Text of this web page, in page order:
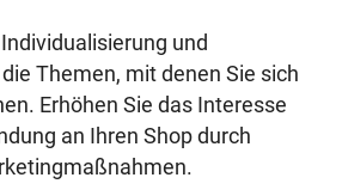
und
Themen, mit denen Sie sich
Erhöhen Sie das Interesse
an Ihren Shop durch